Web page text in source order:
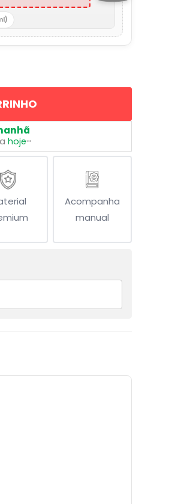
hoje**
Acompanha
manual